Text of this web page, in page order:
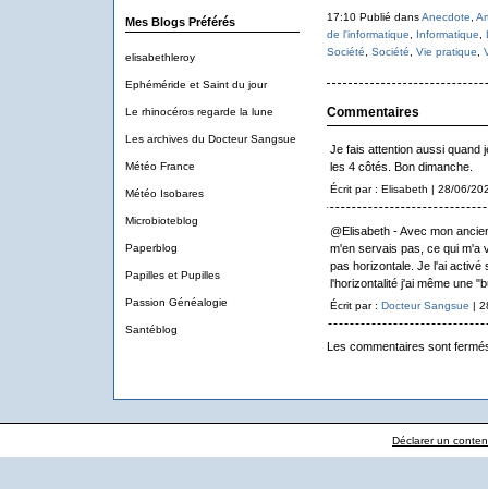
Mes Blogs Préférés
elisabethleroy
Ephéméride et Saint du jour
Le rhinocéros regarde la lune
Les archives du Docteur Sangsue
Météo France
Météo Isobares
Microbioteblog
Paperblog
Papilles et Pupilles
Passion Généalogie
Santéblog
17:10 Publié dansAnecdote
de l'informatique
Informatique
Société
Société Vie pratique
Commentaires
Je fais attention aussi quand
les 4 côtés. Bon dimanche.
Écrit par : Elisabeth | 28/06/
@Elisabeth - Avec mon
m'en servais pas, ce qui m'a
pas horizontale. Je l'ai activé
l'horizontalité j'ai même une
Écrit par : Docteur Sangsue |
Les commentaires sont
Déclarer un